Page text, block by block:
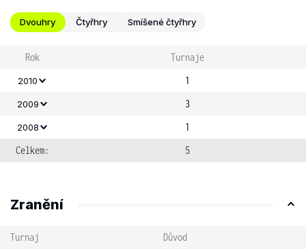
Dvouhry Čtyřhry Smíšené čtyřhry
Rok Turnaje
2010 1
2009 3
2008
1
Celkem:
5
Zranění
Turnaj
Důvod